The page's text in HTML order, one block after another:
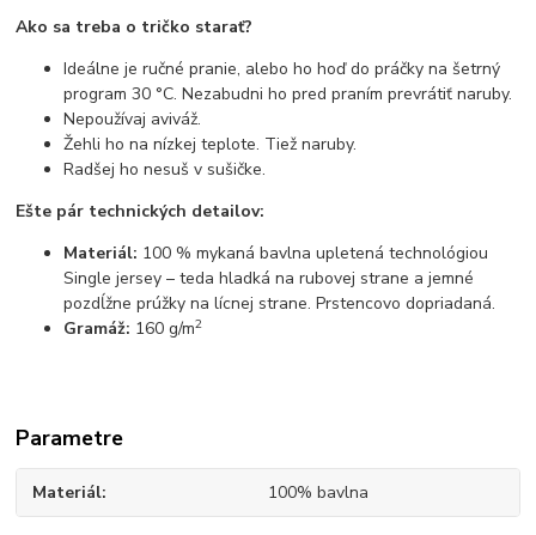
Ako sa treba o tričko starať?
Ideálne je ručné pranie, alebo ho hoď do práčky na šetrný
program 30 °C. Nezabudni ho pred praním prevrátiť naruby.
Nepoužívaj aviváž.
Žehli ho na nízkej teplote. Tiež naruby.
Radšej ho nesuš v sušičke.
Ešte pár technických detailov:
Materiál: 100 % mykaná bavlna upletená technológiou
Single jersey – teda hladká na rubovej strane a jemné
pozdĺžne prúžky na lícnej strane. Prstencovo dopriadaná.
Gramáž: 160 g/m2
Parametre
Materiál 100% bavlna